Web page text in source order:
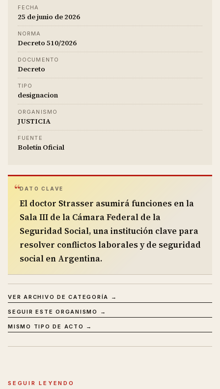
FECHA
25 de junio de 2026
NORMA
Decreto 510/2026
DOCUMENTO
Decreto
TIPO
designacion
ORGANISMO
JUSTICIA
FUENTE
Boletín Oficial
DATO CLAVE
El doctor Strasser asumirá funciones en la
Sala III de la Cámara Federal de la
Seguridad Social, una institución clave para
resolver conflictos laborales y de seguridad
social en Argentina.
VER ARCHIVO DE CATEGORÍA →
SEGUIR ESTE ORGANISMO →
MISMO TIPO DE ACTO →
SEGUIR LEYENDO